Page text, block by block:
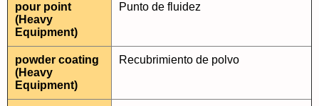
pour point
(Heavy
Equipment)
Punto de fluidez
powder coating
(Heavy
Equipment)
Recubrimiento de polvo